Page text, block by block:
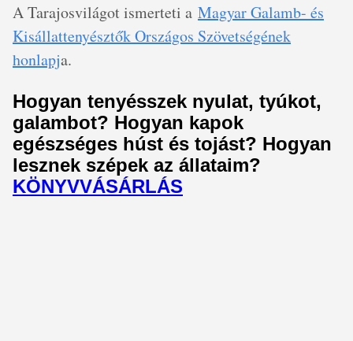
A Tarajosvilágot ismerteti a Magyar Galamb- és
Kisállattenyésztők Országos Szövetségének
honlapja.
Hogyan tenyésszek nyulat, tyúkot,
galambot? Hogyan kapok
egészséges húst és tojást? Hogyan
lesznek szépek az állataim?
KÖNYVVÁSÁRLÁS